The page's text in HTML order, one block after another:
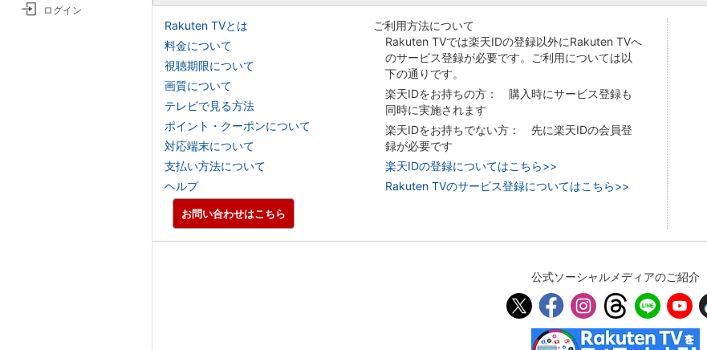
ログイン
Rakuten TVとは
料金について
視聴期限について
画質について
テレビで見る方法
ポイント・クーポンについて
対応端末について
支払い方法について
ヘルプ
ご利用方法について
Rakuten TVでは楽天IDの登録以外にRakuten TVへ
のサービス登録が必要です。ご利用については以
下の通りです。
楽天IDをお持ちの方： 購入時にサービス登録も
同時に実施されます
楽天IDをお持ちでない方： 先に楽天IDの会員登
録が必要です
楽天IDの登録についてはこちら>>
Rakuten TVのサービス登録についてはこちら>>
お問い合わせはこちら
公式ソーシャルメディアのご紹介